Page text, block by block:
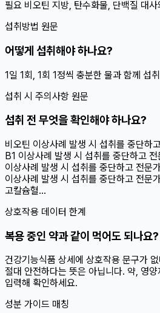
필요 비오틴 지방, 탄수화물, 단백질 대
섭취방법 원문
어떻게 섭취해야 하나요?
1일 1회, 1회 1정씩 충분한 물과 함께 섭취
섭취 시 주의사항 원문
섭취 전 무엇을 확인해야 하나요?
비오틴 이상사례 발생 시 섭취를 중단하
B1 이상사례 발생 시 섭취를 중단하고
이상사례 발생 시 섭취를 중단하고 전문
이상사례 발생 시 섭취를 중단하고 전문
고칼슘혈...
상호작용 데이터 한계
복용 중인 약과 같이 먹어도 되나요?
건강기능식품 상세에 상호작용 문구가
절대 안전하다는 뜻은 아닙니다. 약, 영양
입력해 확인하세요.
성분 가이드 매칭